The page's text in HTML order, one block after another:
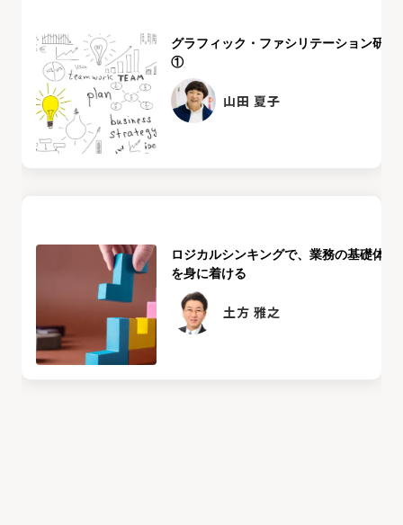
グラフィック・ファシリテーション研修
①
山田 夏子
ロジカルシンキングで、業務の基礎体力
を身に着ける
土方 雅之